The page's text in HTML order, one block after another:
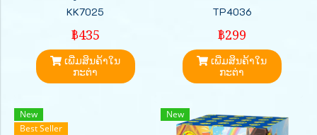
KK7025
฿435
ເພີ່ມສິນຄ້າໃນ
ກະຕ່າ
TP4036
฿299
ເພີ່ມສິນຄ້າໃນ
ກະຕ່າ
New
Best Seller
New